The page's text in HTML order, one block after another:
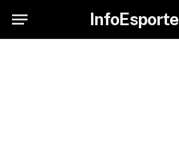
InfoEsporte